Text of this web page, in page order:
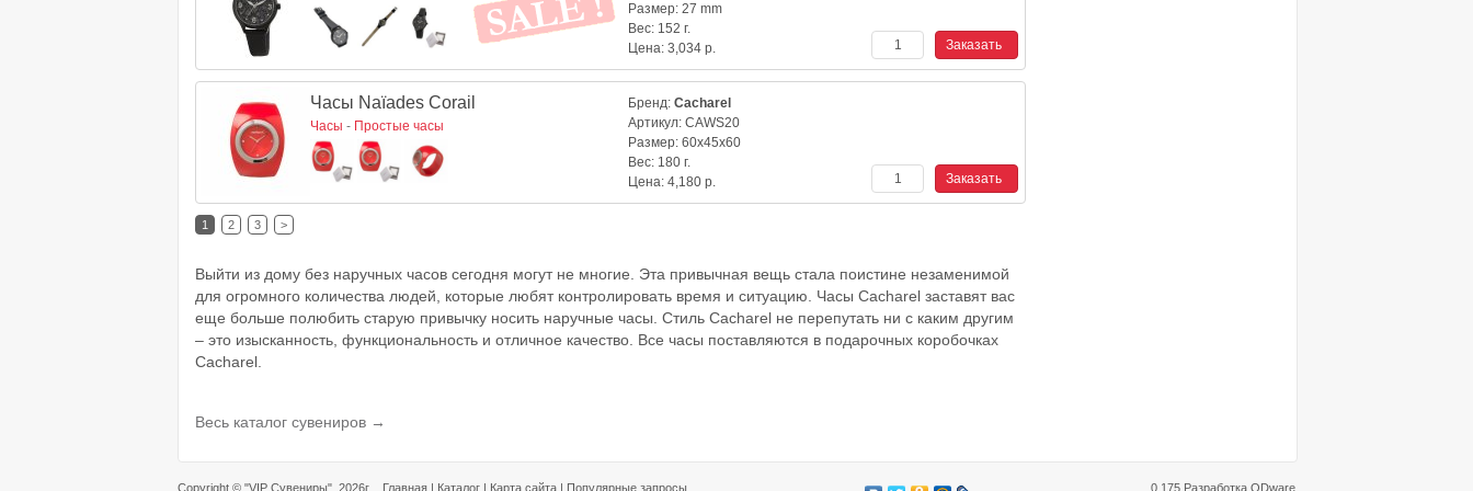
Размер: 27 mm
Вес: 152 г.
Цена: 3,034 р.
Часы Naïades Corail
Часы - Простые часы
Бренд: Cacharel
Артикул: CAWS20
Размер: 60x45x60
Вес: 180 г.
Цена: 4,180 р.
1 2 3 >
Выйти из дому без наручных часов сегодня могут не многие. Эта привычная вещь стала поистине незаменимой
для огромного количества людей, которые любят контролировать время и ситуацию. Часы Сacharel заставят вас
еще больше полюбить старую привычку носить наручные часы. Стиль Сacharel не перепутать ни с каким другим
– это изысканность, функциональность и отличное качество. Все часы поставляются в подарочных коробочках
Cacharel.
Весь каталог сувениров →
Copyright © "VIP Сувениры" , 2026г. Главная | Каталог | Карта сайта | Популярные запросы 0.175 Разработка ODware